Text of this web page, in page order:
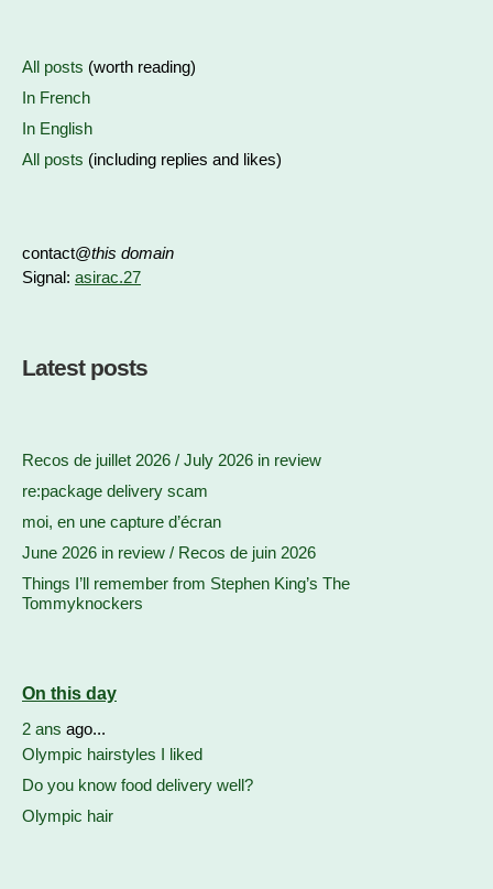
All posts (worth reading)
In French
In English
All posts (including replies and likes)
contact@this domain
Signal: asirac.27
Latest posts
Recos de juillet 2026 / July 2026 in review
re:package delivery scam
moi, en une capture d’écran
June 2026 in review / Recos de juin 2026
Things I’ll remember from Stephen King’s The
Tommyknockers
On this day
2 ans ago...
Olympic hairstyles I liked
Do you know food delivery well?
Olympic hair